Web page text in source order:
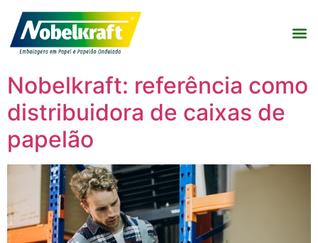
Nobelkraft: referência como
distribuidora de caixas de
papelão